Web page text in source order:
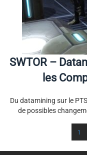
SWTOR –
les
Du datamining sur le
de possibles
1